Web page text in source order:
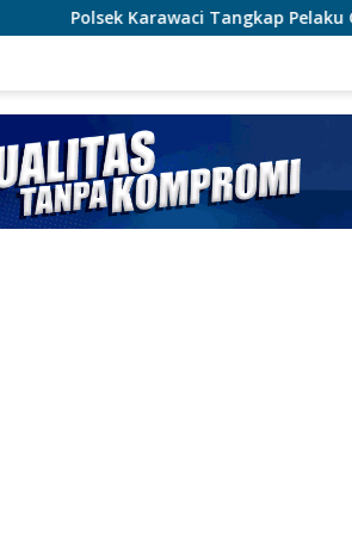
Pelaku Curanmor, Penadah Ikut